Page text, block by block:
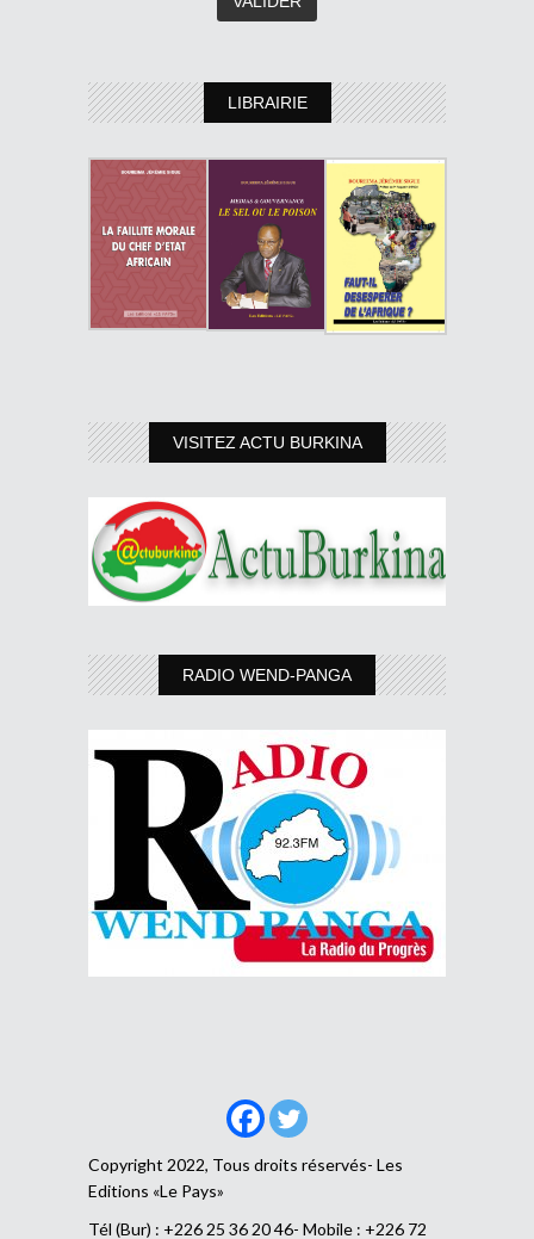
LIBRAIRIE
VISITEZ ACTU BURKINA
RADIO WEND-PANGA
Copyright 2022, Tous droits réservés- Les
Editions «Le Pays»
Tél (Bur) : +226 25 36 20 46- Mobile : +226 72